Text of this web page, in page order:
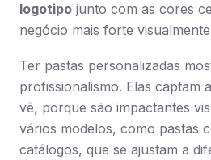
logotipo junto com as cores
negócio mais forte
Ter pastas personalizadas
profissionalismo. Elas captam
vê, porque são impactantes
vários modelos, como pastas
catálogos, que se ajustam a